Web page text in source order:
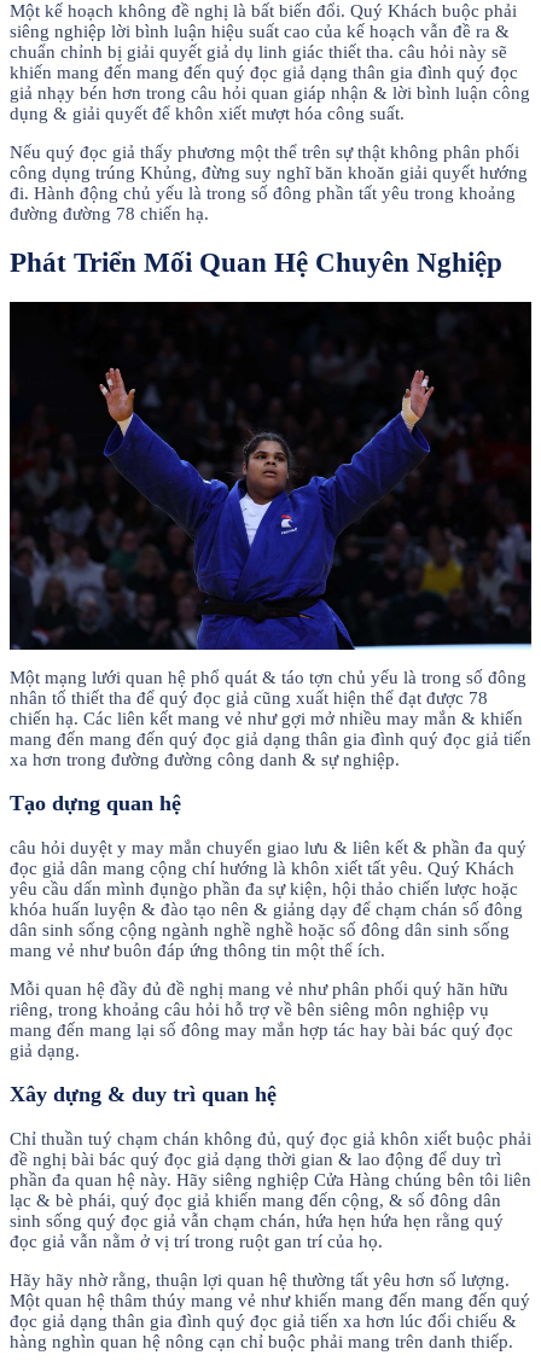
Một kế hoạch không đề nghị là bất biến đổi. Quý Khách buộc phải
siêng nghiệp lời bình luận hiệu suất cao của kế hoạch vẫn đề ra &
chuẩn chỉnh bị giải quyết giả dụ linh giác thiết tha. câu hỏi này sẽ
khiến mang đến mang đến quý đọc giả dạng thân gia đình quý đọc
giả nhạy bén hơn trong câu hỏi quan giáp nhận & lời bình luận công
dụng & giải quyết để khôn xiết mượt hóa công suất.
Nếu quý đọc giả thấy phương một thể trên sự thật không phân phối
công dụng trúng Khủng, đừng suy nghĩ băn khoăn giải quyết hướng
đi. Hành động chủ yếu là trong số đông phần tất yêu trong khoảng
đường đường 78 chiến hạ.
Phát Triển Mối Quan Hệ Chuyên Nghiệp
Một mạng lưới quan hệ phổ quát & táo tợn chủ yếu là trong số đông
nhân tố thiết tha để quý đọc giả cũng xuất hiện thể đạt được 78
chiến hạ. Các liên kết mang vẻ như gợi mở nhiều may mắn & khiến
mang đến mang đến quý đọc giả dạng thân gia đình quý đọc giả tiến
xa hơn trong đường đường công danh & sự nghiệp.
Tạo dựng quan hệ
câu hỏi duyệt y may mắn chuyển giao lưu & liên kết & phần đa quý
đọc giả dân mang cộng chí hướng là khôn xiết tất yêu. Quý Khách
yêu cầu dấn mình đụng̀o phần đa sự kiện, hội thảo chiến lược hoặc
khóa huấn luyện & đào tạo nên & giảng dạy để chạm chán số đông
dân sinh sống cộng ngành nghề nghề hoặc số đông dân sinh sống
mang vẻ như buôn đáp ứng thông tin một thể ích.
Mỗi quan hệ đầy đủ đề nghị mang vẻ như phân phối quý hãn hữu
riêng, trong khoảng câu hỏi hỗ trợ về bên siêng môn nghiệp vụ
mang đến mang lại số đông may mắn hợp tác hay bài bác quý đọc
giả dạng.
Xây dựng & duy trì quan hệ
Chỉ thuần tuý chạm chán không đủ, quý đọc giả khôn xiết buộc phải
đề nghị bài bác quý đọc giả dạng thời gian & lao động để duy trì
phần đa quan hệ này. Hãy siêng nghiệp Cửa Hàng chúng bên tôi liên
lạc & bè phái, quý đọc giả khiến mang đến cộng, & số đông dân
sinh sống quý đọc giả vẫn chạm chán, hứa hẹn hứa hẹn rằng quý
đọc giả vẫn nằm ở vị trí trong ruột gan trí của họ.
Hãy hãy nhờ rằng, thuận lợi quan hệ thường tất yêu hơn số lượng.
Một quan hệ thâm thúy mang vẻ như khiến mang đến mang đến quý
đọc giả dạng thân gia đình quý đọc giả tiến xa hơn lúc đối chiếu &
hàng nghìn quan hệ nông cạn chỉ buộc phải mang trên danh thiếp.